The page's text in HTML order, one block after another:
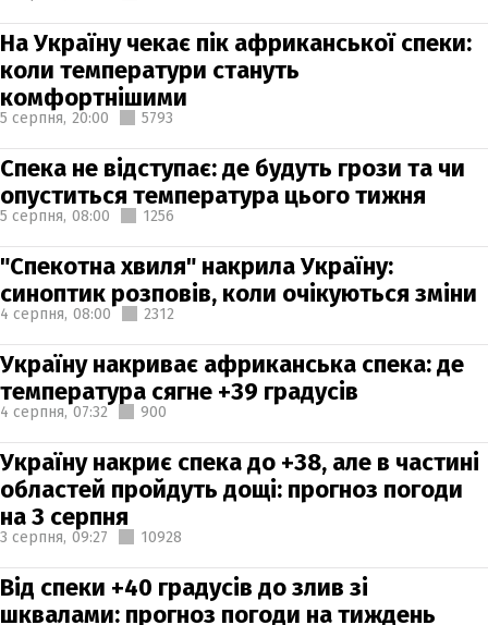
На Україну чекає пік африканської спеки:
коли температури стануть
комфортнішими
5 серпня, 20:00 5793
Спека не відступає: де будуть грози та чи
опуститься температура цього тижня
5 серпня, 08:00 1256
"Спекотна хвиля" накрила Україну:
синоптик розповів, коли очікуються зміни
4 серпня, 08:00 2312
Україну накриває африканська спека: де
температура сягне +39 градусів
4 серпня, 07:32 900
Україну накриє спека до +38, але в частині
областей пройдуть дощі: прогноз погоди
на 3 серпня
3 серпня, 09:27 10928
Від спеки +40 градусів до злив зі
шквалами: прогноз погоди на тиждень